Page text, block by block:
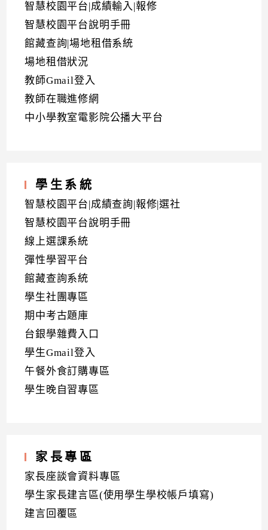
智慧校園平台|成績輸入|報修
智慧校園平台說明手冊
館藏查詢|場地租借系統
場地租借狀況
教師Gmail登入
教師在職進修網
中小學教室電影院公播大平台
學生系統
智慧校園平台|成績查詢|報修|選社
智慧校園平台說明手冊
線上選課系統
彈性學習平台
館藏查詢系統
學生社團專區
期中考古題庫
台銀學雜費入口
學生Gmail登入
午餐外食訂購專區
學生晚自習專區
家長專區
家長座談會資料專區
學生家長建言區(使用學生學校帳戶填寫)
建言回覆區